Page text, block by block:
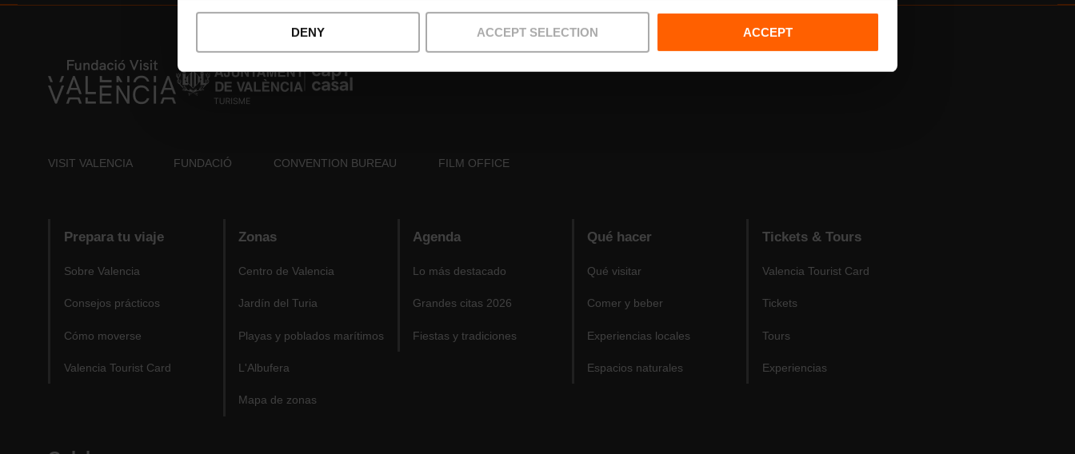
DENY ACCEPT SELECTION ACCEPT
VISIT VALENCIA FUNDACIÓ CONVENTION BUREAU FILM OFFICE
Prepara tu viaje
Sobre Valencia
Consejos prácticos
Cómo moverse
Valencia Tourist Card
Zonas
Centro de Valencia
Jardín del Turia
Playas y poblados marítimos
L'Albufera
Mapa de zonas
Agenda
Lo más destacado
Grandes citas 2026
Fiestas y tradiciones
Qué hacer
Qué visitar
Comer y beber
Experiencias locales
Espacios naturales
Tickets & Tours
Valencia Tourist Card
Tickets
Tours
Experiencias